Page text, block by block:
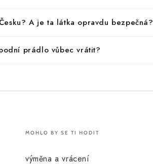
A je ta látka opravdu bezpečná?
prádlo vůbec vrátit?
MOHLO BY SE TI HODIT
výměna a vrácení